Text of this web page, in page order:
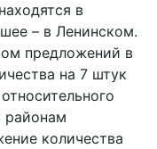
в
– в Ленинском.
предложений в
на 7 штук
районам
количества